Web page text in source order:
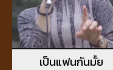
เป็นแฟนกันมั้ย